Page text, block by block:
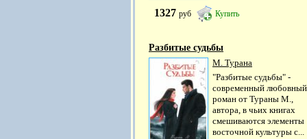
1327 руб Купить
Разбитые судьбы
М. Турана
"Разбитые судьбы" -
современный любовный
роман от Тураны М.,
автора, в чьих книгах
смешиваются элементы
восточной культуры с...